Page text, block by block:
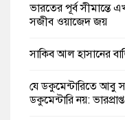
ভারতের পূর্ব সীমান্তে
সজীব ওয়াজেদ জয়
সাকিব আল হাসানের
যে ডকুমেন্টারিতে আবু
ডকুমেন্টারি নয়: ভারপ্রাপ্ত